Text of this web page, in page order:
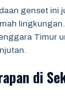
genset ini
Timur
di